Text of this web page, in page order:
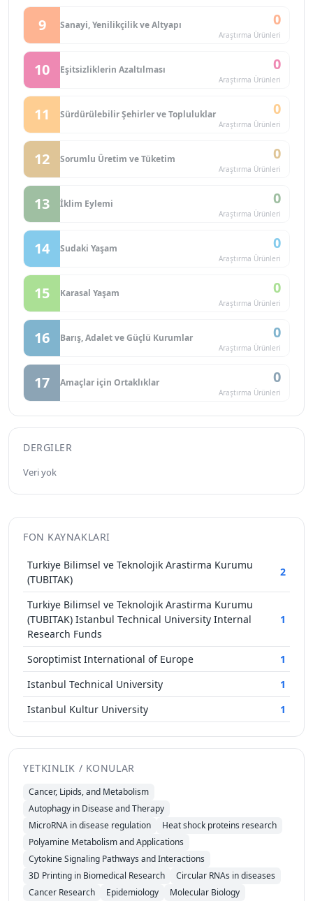
9 Sanayi, Yenilikçilik ve Altyapı 0
Araştırma Ürünleri
10 Eşitsizliklerin Azaltılması 0
Araştırma Ürünleri
11 Sürdürülebilir Şehirler ve Topluluklar 0
Araştırma Ürünleri
12 Sorumlu Üretim ve Tüketim 0
Araştırma Ürünleri
13 İklim Eylemi 0
Araştırma Ürünleri
14 Sudaki Yaşam 0
Araştırma Ürünleri
15 Karasal Yaşam 0
Araştırma Ürünleri
16 Barış, Adalet ve Güçlü Kurumlar 0
Araştırma Ürünleri
17 Amaçlar için Ortaklıklar 0
Araştırma Ürünleri
DERGILER
Veri yok
FON KAYNAKLARI
Turkiye Bilimsel ve Teknolojik Arastirma Kurumu
(TUBITAK)
2
Turkiye Bilimsel ve Teknolojik Arastirma Kurumu
(TUBITAK) Istanbul Technical University Internal
Research Funds
1
Soroptimist International of Europe
1
Istanbul Technical University
1
Istanbul Kultur University
1
YETKINLIK / KONULAR
Cancer, Lipids, and Metabolism
Autophagy in Disease and Therapy
MicroRNA in disease regulation
Heat shock proteins research
Polyamine Metabolism and Applications
Cytokine Signaling Pathways and Interactions
3D Printing in Biomedical Research
Circular RNAs in diseases
Cancer Research
Epidemiology
Molecular Biology